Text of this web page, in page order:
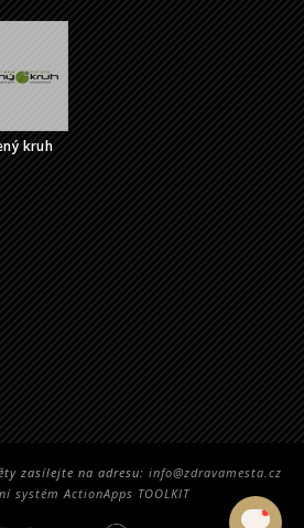
kruh
zasílejte na adresu: info@zdravamesta.cz
systém ActionApps TOOLKIT